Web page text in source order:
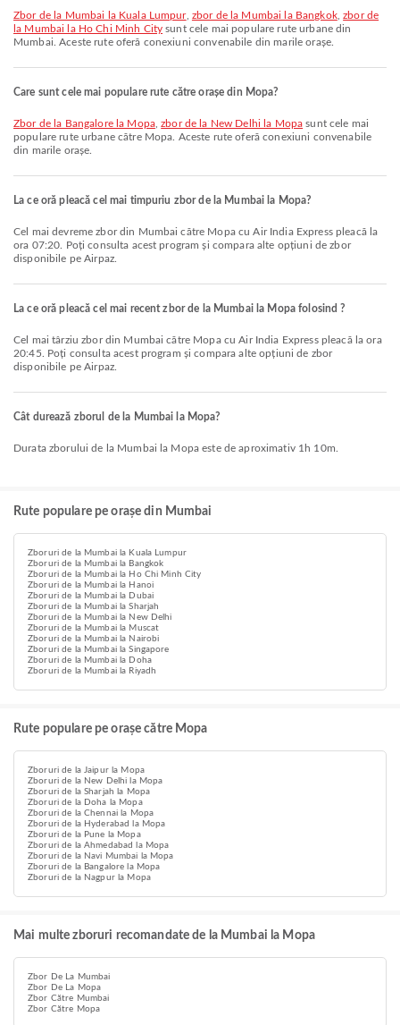
zbor de la Mumbai la Kuala Lumpur, zbor de la Mumbai la Bangkok,zbor de
la Mumbai la Ho Chi Minh City sunt cele mai populare rute urbane din
Mumbai. Aceste rute oferă conexiuni convenabile din marile orașe.
Care sunt cele mai populare rute către orașe din Mopa?
zbor de la Bangalore la Mopa,zbor de la New Delhi la Mopa sunt cele mai
populare rute urbane către Mopa. Aceste rute oferă conexiuni convenabile
din marile orașe.
La ce oră pleacă cel mai timpuriu zbor de la Mumbai la Mopa?
Cel mai devreme zbor din Mumbai către Mopa cu Air India Express pleacă la
ora 07:20. Poți consulta acest program și compara alte opțiuni de zbor
disponibile pe Airpaz.
La ce oră pleacă cel mai recent zbor de la Mumbai la Mopa folosind ?
Cel mai târziu zbor din Mumbai către Mopa cu Air India Express pleacă la ora
20:45. Poți consulta acest program și compara alte opțiuni de zbor
disponibile pe Airpaz.
Cât durează zborul de la Mumbai la Mopa?
Durata zborului de la Mumbai la Mopa este de aproximativ 1h 10m.
Rute populare pe orașe din Mumbai
Zboruri de la Mumbai la Kuala Lumpur
Zboruri de la Mumbai la Bangkok
Zboruri de la Mumbai la Ho Chi Minh City
Zboruri de la Mumbai la Hanoi
Zboruri de la Mumbai la Dubai
Zboruri de la Mumbai la Sharjah
Zboruri de la Mumbai la New Delhi
Zboruri de la Mumbai la Muscat
Zboruri de la Mumbai la Nairobi
Zboruri de la Mumbai la Singapore
Zboruri de la Mumbai la Doha
Zboruri de la Mumbai la Riyadh
Rute populare pe orașe către Mopa
Zboruri de la Jaipur la Mopa
Zboruri de la New Delhi la Mopa
Zboruri de la Sharjah la Mopa
Zboruri de la Doha la Mopa
Zboruri de la Chennai la Mopa
Zboruri de la Hyderabad la Mopa
Zboruri de la Pune la Mopa
Zboruri de la Ahmedabad la Mopa
Zboruri de la Navi Mumbai la Mopa
Zboruri de la Bangalore la Mopa
Zboruri de la Nagpur la Mopa
Mai multe zboruri recomandate de la Mumbai la Mopa
Zbor De La Mumbai
Zbor De La Mopa
Zbor Către Mumbai
Zbor Către Mopa